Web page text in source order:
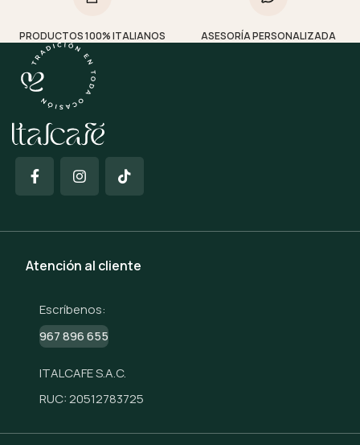
PRODUCTOS 100% ITALIANOS ASESORÍA PERSONALIZADA
Atención al cliente
Escríbenos:
967 896 655
ITALCAFE S.A.C.
RUC: 20512783725